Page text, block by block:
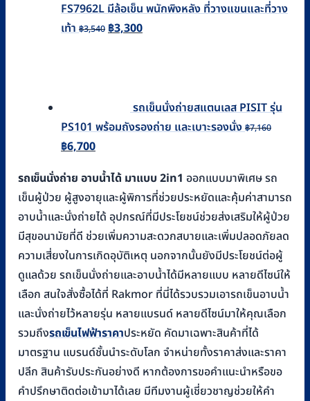
FS7962L มีล้อเข็น พนักพิงหลัง ที่วางแขนและที่วาง
เท้า ฿3,540 Original
฿3,300Current
รถเข็นนั่งถ่ายสแตนเลส PISIT รุ่น
PS101 พร้อมถังรองถ่าย และเบาะรองนั่ง ฿7,160
Original
was:
฿7,160.
฿6,700Current
is:
฿6,700.
รถเข็นนั่งถ่าย อาบน้ำได้ มาแบบ 2in1 ออกแบบมาพิเศษ รถ
เข็นผู้ป่วย ผู้สูงอายุและผู้พิการที่ช่วยประหยัดและคุ้มค่าสามารถ
อาบน้ำและนั่งถ่ายได้ อุปกรณ์ที่มีประโยชน์ช่วยส่งเสริมให้ผู้ป่วย
มีสุขอนามัยที่ดี ช่วยเพิ่มความสะดวกสบายและเพิ่มปลอดภัยลด
ความเสี่ยงในการเกิดอุบัติเหตุ นอกจากนั้นยังมีประโยชน์ต่อผู้
ดูแลด้วย รถเข็นนั่งถ่ายและอาบน้ำได้มีหลายแบบ หลายดีไซน์ให้
เลือก สนใจสั่งซื้อได้ที่ Rakmor ที่นี่ได้รวบรวมเอารถเข็นอาบน้ำ
และนั่งถ่ายไว้หลายรุ่น หลายแบรนด์ หลายดีไซน์มาให้คุณเลือก
รวมถึงรถเข็นไฟฟ้าราคาประหยัด คัดมาเฉพาะสินค้าที่ได้
มาตรฐาน แบรนด์ชั้นนำระดับโลก จำหน่ายทั้งราคาส่งและราคา
ปลีก สินค้ารับประกันอย่างดี หากต้องการขอคำแนะนำหรือขอ
คำปรึกษาติดต่อเข้ามาได้เลย มีทีมงานผู้เชี่ยวชาญช่วยให้คำ